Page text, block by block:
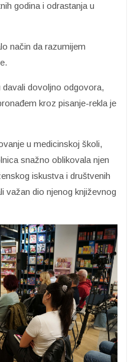
godina i odrastanja u
način da razumijem
dovoljno odgovora,
kroz pisanje-rekla je
u medicinskoj školi,
snažno oblikovala njen
iskustva i društvenih
važan dio njenog književnog